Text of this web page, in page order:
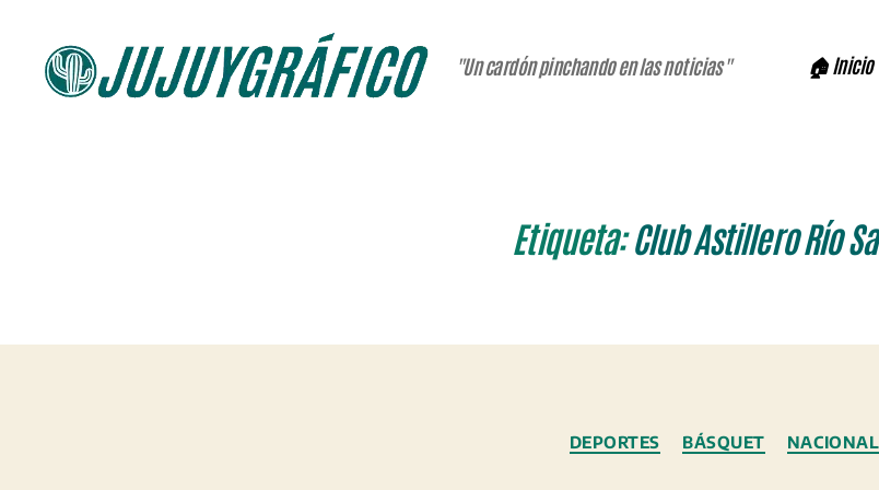
"Un cardón pinchando en las noticias" 🏠 Inicio
Etiqueta: Club Astillero Río
Categorías
DEPORTES BÁSQUET